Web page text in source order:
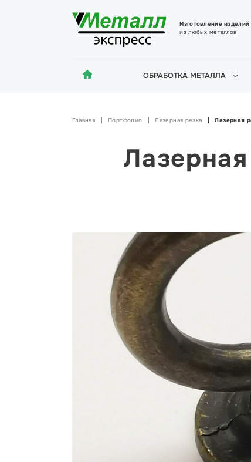
Изготовление изделий
из любых металлов
ОБРАБОТКА МЕТАЛЛА
Главная Портфолио Лазерная резка Лазерная